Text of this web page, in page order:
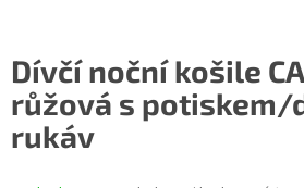
Dívčí noční košile
růžová s potiskem/
rukáv